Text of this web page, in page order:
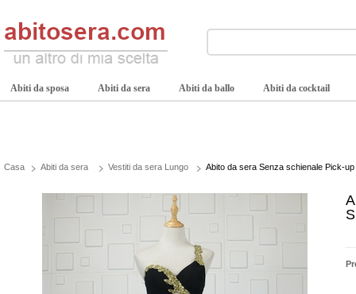
Abiti da sposa Abiti da sera Abiti da ballo Abiti da cocktail
Casa Abiti da sera Vestiti da sera Lungo Abito da sera Senza schienale Pick-